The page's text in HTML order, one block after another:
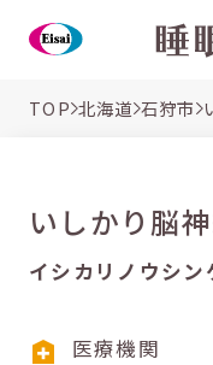
TOP 北海道 石狩市
いしかり脳
イシカリノウシン
医療機関